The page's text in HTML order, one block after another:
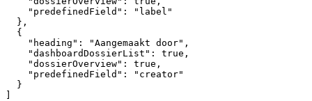
"predefinedField":
"label"
},
{
"heading":
"Aangemaakt door",
"dashboardDossierList":
true,
"dossierOverview":
true,
"predefinedField":
"creator"
}
]